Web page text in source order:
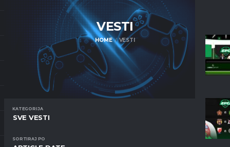
VESTI
HOME VESTI
KATEGORIJA
SVE VESTI
SORTIRAJ PO